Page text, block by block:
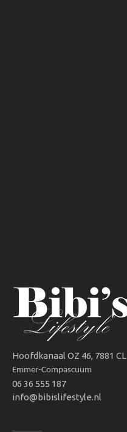
Hoofdkanaal OZ 46, 7881 CL
Emmer-Compascuum
06 36 555 187
info@bibislifestyle.nl